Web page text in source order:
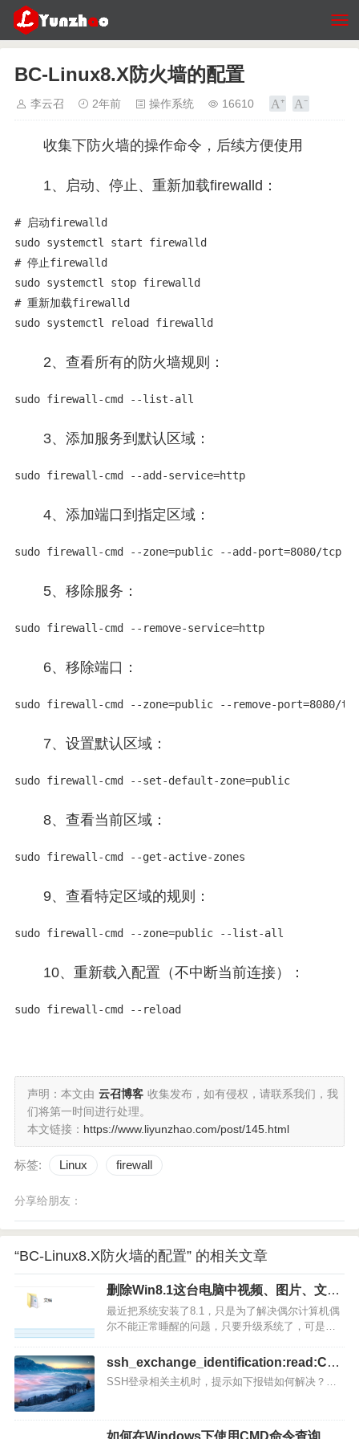
BC-Linux8.X防火墙的配置
李云召 2年前 操作系统 16610
收集下防火墙的操作命令，后续方便使用
1、启动、停止、重新加载firewalld：
# 启动firewalld
sudo systemctl start firewalld
# 停止firewalld
sudo systemctl stop firewalld
# 重新加载firewalld
sudo systemctl reload firewalld
2、查看所有的防火墙规则：
sudo firewall-cmd --list-all
3、添加服务到默认区域：
sudo firewall-cmd --add-service=http
4、添加端口到指定区域：
sudo firewall-cmd --zone=public --add-port=8080/tcp
5、移除服务：
sudo firewall-cmd --remove-service=http
6、移除端口：
sudo firewall-cmd --zone=public --remove-port=8080/
7、设置默认区域：
sudo firewall-cmd --set-default-zone=public
8、查看当前区域：
sudo firewall-cmd --get-active-zones
9、查看特定区域的规则：
sudo firewall-cmd --zone=public --list-all
10、重新载入配置（不中断当前连接）：
sudo firewall-cmd --reload
声明：本文由 云召博客 收集发布，如有侵权，请联系我们，我
们将第一时间进行处理。
本文链接： https://www.liyunzhao.com/post/145.html
标签: Linux firewall
分享给朋友：
“BC-Linux8.X防火墙的配置” 的相关文章
删除Win8.1这台电脑中视频、图片、文
档、下载
最近把系统安装了8.1，只是为了解决偶尔计算机偶
尔不能正常睡醒的问题，只要升级系统了，可是安
“这台电脑”，只要想办法去解决。Windows 8.1 默认
将视频、图片、文档、下载、音乐、桌面等常用文
件夹显示我的电脑中。这些文件夹在这里对我来跟
ssh_exchange_identification:read:Con
nection reset by peer
SSH登录相关主机时，提示如下报错如何解决？…
如何在Windows下使用CMD命令查询域